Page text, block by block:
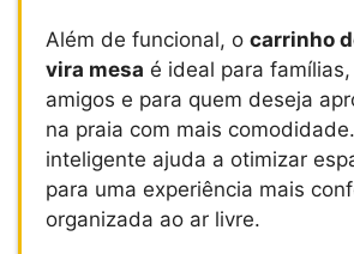
Além de funcional, o carrinho
vira mesa é ideal para
amigos e para quem deseja
na praia com mais
inteligente ajuda a otimizar
para uma experiência mais
organizada ao ar livre.